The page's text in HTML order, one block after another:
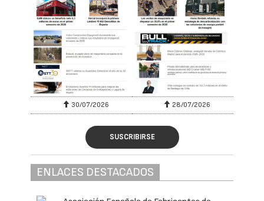
30/07/2026 28/07/2026
SUSCRIBIRSE
ENLACES DESTACADOS